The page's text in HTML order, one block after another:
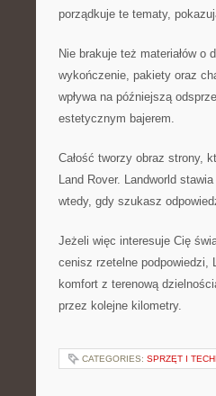
porządkuje te tematy,
Nie brakuje też materiałów o
wykończenie, pakiety oraz
wpływa na późniejszą
estetycznym bajerem.
Całość tworzy obraz strony,
Land Rover. Landworld
wtedy, gdy szukasz
Jeżeli więc interesuje Cię
cenisz rzetelne podpowiedzi,
komfort z terenową
przez kolejne kilometry.
CATEGORIES: SPRZĘT I